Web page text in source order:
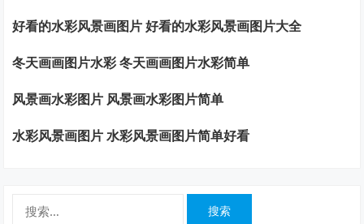
好看的水彩风景画图片 好看的水彩风景画图片大全
冬天画画图片水彩 冬天画画图片水彩简单
风景画水彩图片 风景画水彩图片简单
水彩风景画图片 水彩风景画图片简单好看